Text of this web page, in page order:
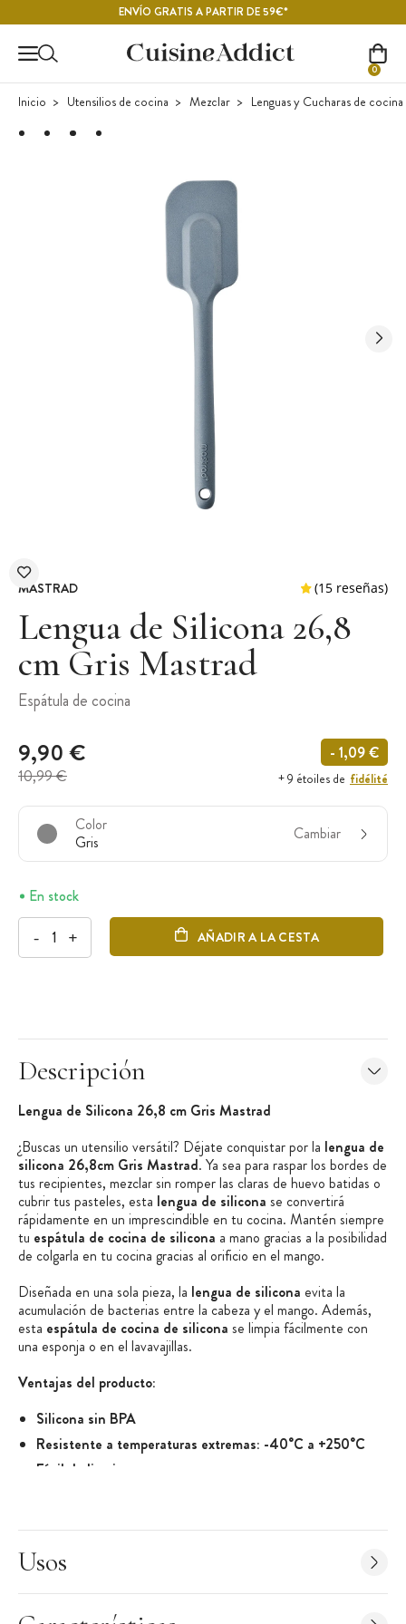
ENVÍO GRATIS A PARTIR DE 59€*
0
Inicio Utensilios de cocina Mezclar Lenguas y Cucharas de cocina
MASTRAD
Lengua de Silicona 26,8
cm Gris Mastrad
Espátula de cocina
9,90 €
10,99 €
- 1,09 €
+ 9 étoiles de fidélité
Color
Gris
Cambiar
En stock
- + AÑADIR A LA CESTA
Descripción
Lengua de Silicona 26,8 cm Gris Mastrad
¿Buscas un utensilio versátil? Déjate conquistar por la lengua de
silicona 26,8cm Gris Mastrad. Ya sea para raspar los bordes de
tus recipientes, mezclar sin romper las claras de huevo batidas o
cubrir tus pasteles, esta lengua de silicona se convertirá
rápidamente en un imprescindible en tu cocina. Mantén siempre
tu espátula de cocina de silicona a mano gracias a la posibilidad
de colgarla en tu cocina gracias al orificio en el mango.
Diseñada en una sola pieza, la lengua de silicona evita la
acumulación de bacterias entre la cabeza y el mango. Además,
esta espátula de cocina de silicona se limpia fácilmente con
una esponja o en el lavavajillas.
Ventajas del producto:
Silicona sin BPA
Resistente a temperaturas extremas: -40°C a +250°C
Fácil de limpiar
Preserva tus revestimientos antiadherentes
Espátula diseñada en una sola pieza
Usos